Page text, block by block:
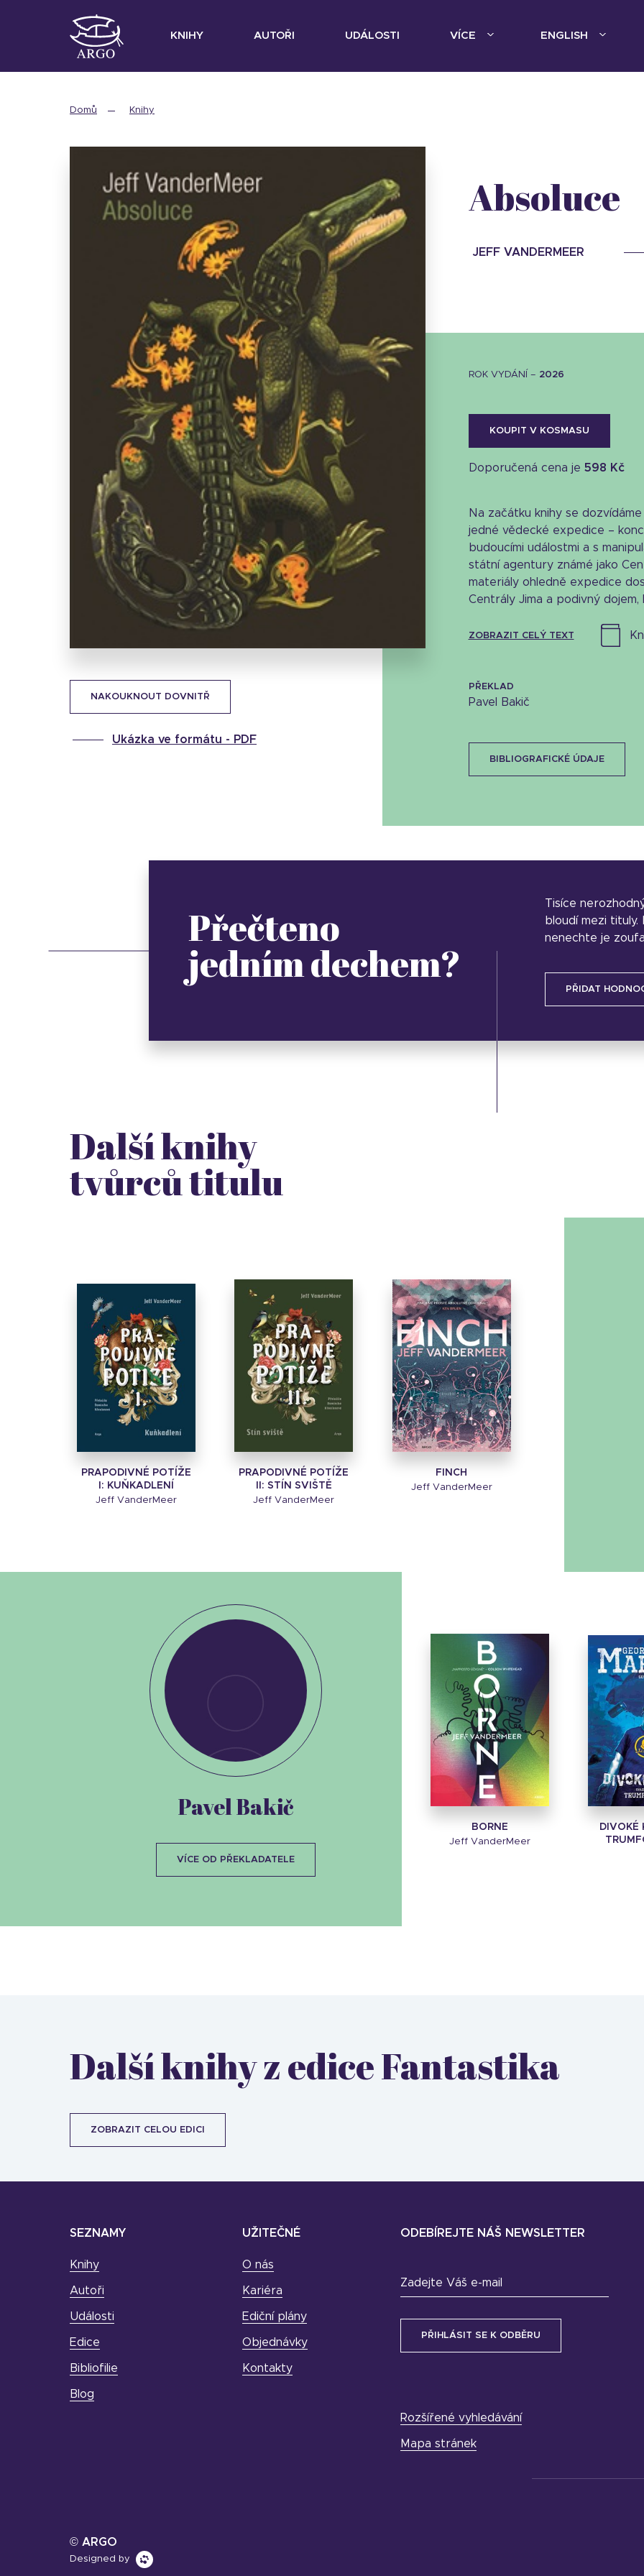
KNIHY AUTOŘI UDÁLOSTI VÍCE ENGLISH
Domů Knihy
Stáhnout obálku
NAKOUKNOUT DOVNITŘ
Ukázka ve formátu - PDF
Absoluce
JEFF VANDERMEER
ROK VYDÁNÍ – 2026
KOUPIT V KOSMASU
Doporučená cena je 598 Kč
Na začátku knihy se
jedné vědecké expedice –
budoucími událostmi a s
státní agentury známé jako
materiály ohledně expedice
Centrály Jima a podivný dojem,
ZOBRAZIT CELÝ TEXT
PŘEKLAD
Pavel Bakič
BIBLIOGRAFICKÉ ÚDAJE
Přečteno
jedním dechem?
Tisíce
bloudí mezi
nenechte je
PŘIDAT
Další knihy
tvůrců titulu
PRAPODIVNÉ POTÍŽE
I: KUŇKADLENÍ
Jeff VanderMeer
PRAPODIVNÉ POTÍŽE
II: STÍN SVIŠTĚ
Jeff VanderMeer
FINCH
Jeff VanderMeer
BORNE
Jeff VanderMeer
DIVOKÉ
Pavel Bakič
VÍCE OD PŘEKLADATELE
Další knihy z edice Fantastika
ZOBRAZIT CELOU EDICI
SEZNAMY
Knihy
Autoři
Události
Edice
Bibliofilie
Blog
UŽITEČNÉ
O nás
Kariéra
Ediční plány
Objednávky
Kontakty
ODEBÍREJTE NÁŠ NEWSLETTER
Zadejte Váš e-mail
Rozšířené vyhledávání
Mapa stránek
© ARGO
Designed by